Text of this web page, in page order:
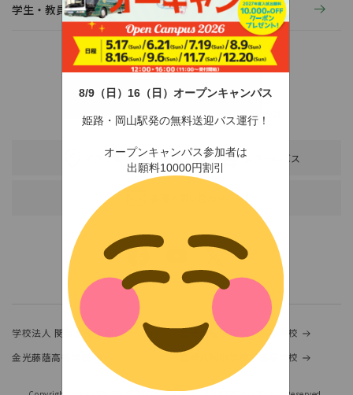
8/9（日）16（日）オープンキャンパス
姫路・岡山駅発の無料送迎バス運行！
オープンキャンパス参加者は
出願料10000円割引
学生・教員の活動
〒678-0255 兵庫県赤穂市新田380-3
TEL：0791-46-2525（代）FAX：0791-46-2526
アクセス スクールバス
学校法人 関西金光学園
金光大阪中学校・高等学校
金光藤蔭高等学校
金光八尾中学校・高等学校